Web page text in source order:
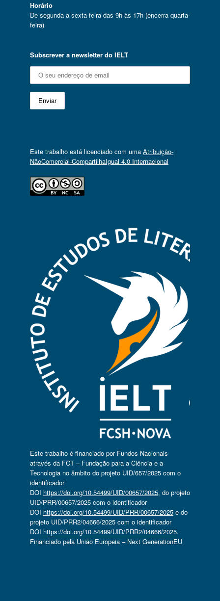
Horário
De segunda a sexta-feira das 9h às 17h (encerra quarta-
feira)
Subscrever a newsletter do IELT
Este trabalho está licenciado com uma Atribuição-
NãoComercial-CompartilhaIgual 4.0 Internacional
Este trabalho é financiado por Fundos Nacionais
através da FCT – Fundação para a Ciência e a
Tecnologia no âmbito do projeto UID/657/2025 com o
identificador
DOI https://doi.org/10.54499/UID/00657/2025, do projeto
UID/PRR/00657/2025 com o identificador
DOI https://doi.org/10.54499/UID/PRR/00657/2025e do
projeto UID/PRR2/04666/2025 com o identificador
DOI https://doi.org/10.54499/UID/PRR2/04666/2025.
Financiado pela União Europeia – Next GenerationEU